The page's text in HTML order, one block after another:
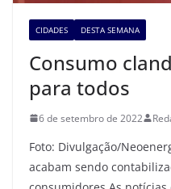
CIDADES DESTA SEMANA
Consumo
para todos
6 de setembro de 2022
Foto: Divulgação/
acabam sendo